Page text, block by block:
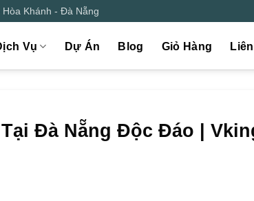
Hòa Khánh - Đà Nẵng
Vụ Dự Án Blog Giỏ Hàng
Đà Nẵng Độc Đáo |